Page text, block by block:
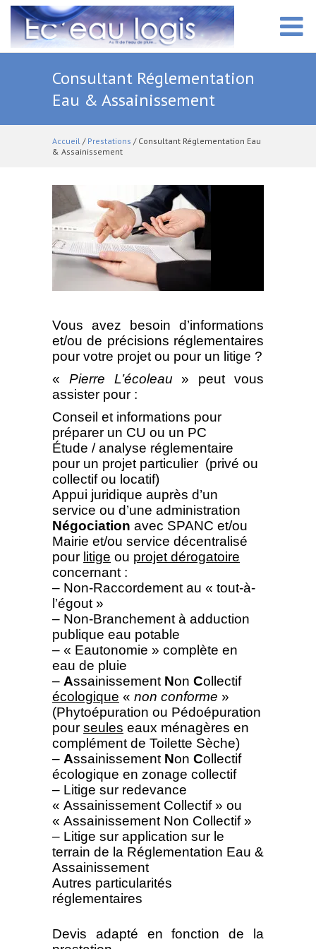
ACCUEIL
VIDÉOTHÈQUE
LE BLOG
CONTACT
Consultant Réglementation
Eau & Assainissement
Accueil / Prestations / Consultant Réglementation Eau
& Assainissement
Vous avez besoin d’informations
et/ou de précisions réglementaires
pour votre projet ou pour un litige ?
« Pierre L’écoleau » peut vous
assister pour :
Conseil et informations pour
préparer un CU ou un PC
Étude / analyse réglementaire
pour un projet particulier (privé ou
collectif ou locatif)
Appui juridique auprès d’un
service ou d’une administration
Négociation avec SPANC et/ou
Mairie et/ou service décentralisé
pour litige ou projet dérogatoire
concernant :
– Non-Raccordement au « tout-à-
l’égout »
– Non-Branchement à adduction
publique eau potable
– « Eautonomie » complète en
eau de pluie
– Assainissement Non Collectif
écologique « non conforme »
(Phytoépuration ou Pédoépuration
pour seules eaux ménagères en
complément de Toilette Sèche)
– Assainissement Non Collectif
écologique en zonage collectif
– Litige sur redevance
« Assainissement Collectif » ou
« Assainissement Non Collectif »
– Litige sur application sur le
terrain de la Réglementation Eau &
Assainissement
Autres particularités
réglementaires
Devis adapté en fonction de la